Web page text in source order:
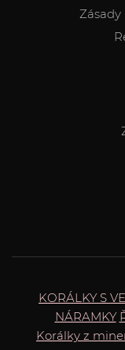
KORÁLKY S
NÁRAMKY
Korálky z